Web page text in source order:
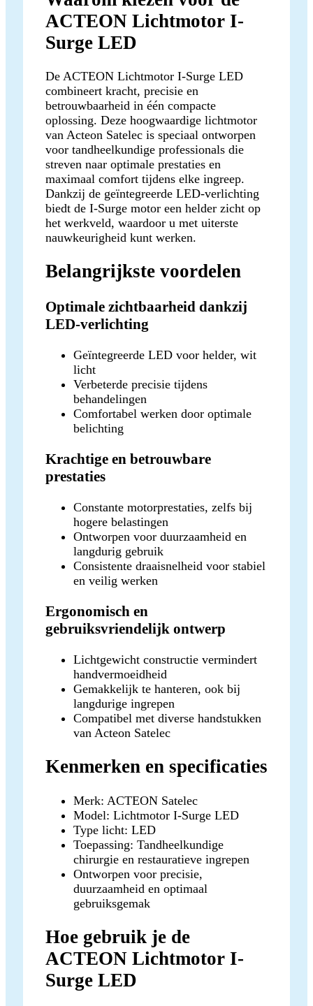
ACTEON Lichtmotor I-
Surge LED
De ACTEON Lichtmotor I-Surge LED
combineert kracht, precisie en
betrouwbaarheid in één compacte
oplossing. Deze hoogwaardige lichtmotor
van Acteon Satelec is speciaal ontworpen
voor tandheelkundige professionals die
streven naar optimale prestaties en
maximaal comfort tijdens elke ingreep.
Dankzij de geïntegreerde LED-verlichting
biedt de I-Surge motor een helder zicht op
het werkveld, waardoor u met uiterste
nauwkeurigheid kunt werken.
Belangrijkste voordelen
Optimale zichtbaarheid dankzij
LED-verlichting
Geïntegreerde LED voor helder, wit
licht
Verbeterde precisie tijdens
behandelingen
Comfortabel werken door optimale
belichting
Krachtige en betrouwbare
prestaties
Constante motorprestaties, zelfs bij
hogere belastingen
Ontworpen voor duurzaamheid en
langdurig gebruik
Consistente draaisnelheid voor stabiel
en veilig werken
Ergonomisch en
gebruiksvriendelijk ontwerp
Lichtgewicht constructie vermindert
handvermoeidheid
Gemakkelijk te hanteren, ook bij
langdurige ingrepen
Compatibel met diverse handstukken
van Acteon Satelec
Kenmerken en specificaties
Merk: ACTEON Satelec
Model: Lichtmotor I-Surge LED
Type licht: LED
Toepassing: Tandheelkundige
chirurgie en restauratieve ingrepen
Ontworpen voor precisie,
duurzaamheid en optimaal
gebruiksgemak
Hoe gebruik je de
ACTEON Lichtmotor I-
Surge LED